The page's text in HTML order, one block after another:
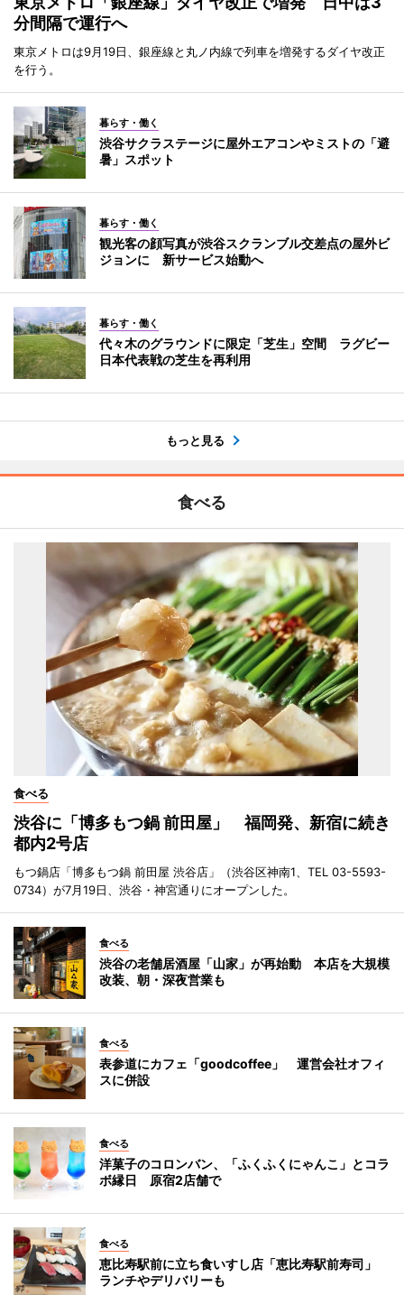
分間隔で運行へ
東京メトロは9月19日、銀座線と丸ノ内線で列車を増発するダイヤ改正
を行う。
暮らす・働く
渋谷サクラステージに屋外エアコンやミストの「避
暑」スポット
暮らす・働く
観光客の顔写真が渋谷スクランブル交差点の屋外ビ
ジョンに 新サービス始動へ
暮らす・働く
代々木のグラウンドに限定「芝生」空間 ラグビー
日本代表戦の芝生を再利用
もっと見る
食べる
食べる
渋谷に「博多もつ鍋 前田屋」 福岡発、新宿に続き
都内2号店
もつ鍋店「博多もつ鍋 前田屋 渋谷店」（渋谷区神南1、TEL 03-5593-
0734）が7月19日、渋谷・神宮通りにオープンした。
食べる
渋谷の老舗居酒屋「山家」が再始動 本店を大規模
改装、朝・深夜営業も
食べる
表参道にカフェ「goodcoffee」 運営会社オフィ
スに併設
食べる
洋菓子のコロンバン、「ふくふくにゃんこ」とコラ
ボ縁日 原宿2店舗で
食べる
恵比寿駅前に立ち食いすし店「恵比寿駅前寿司」
ランチやデリバリーも